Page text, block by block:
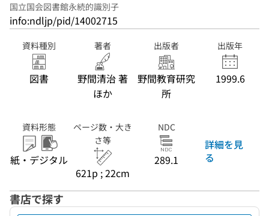
国立国会図書館永続的識別子
info:ndljp/pid/14002715
資料種別
図書
著者
野間清治 著
ほか
出版者
野間教育研究
所
出版年
1999.6
資料形態
紙・デジタル
ページ数・大き
さ等
621p ; 22cm
NDC
289.1
詳細を見
る
書店で探す